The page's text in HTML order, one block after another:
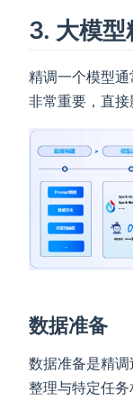
3. 大模型
精调一个模型
非常重要，直
数据准备
数据准备是精
整理与特定任